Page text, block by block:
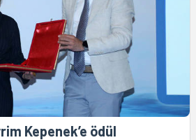
Kepenek’e ödül